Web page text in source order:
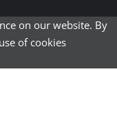
on our website. By
of cookies